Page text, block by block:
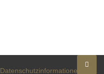
Datenschutzinformationen